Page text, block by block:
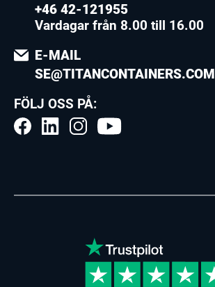
+46 42-121955
Vardagar från 8.00 till 16.00
E-MAIL
SE@TITANCONTAINERS.COM
FÖLJ OSS PÅ: